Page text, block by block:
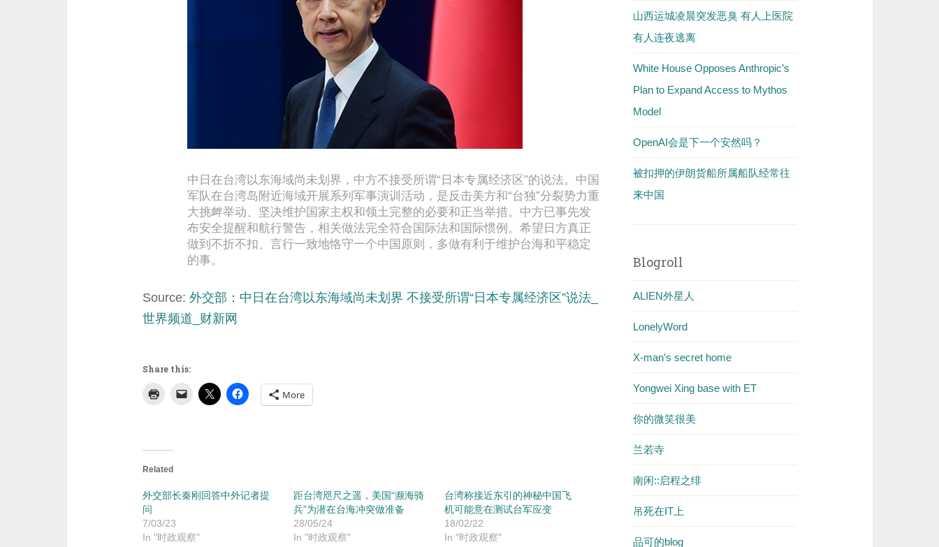
中日在台湾以东海域尚未划界，中方不接受所谓“日本专属经济区”的说法。中国
军队在台湾岛附近海域开展系列军事演训活动，是反击美方和“台独”分裂势力重
大挑衅举动、坚决维护国家主权和领土完整的必要和正当举措。中方已事先发
布安全提醒和航行警告，相关做法完全符合国际法和国际惯例。希望日方真正
做到不折不扣、言行一致地恪守一个中国原则，多做有利于维护台海和平稳定
的事。
Source: 外交部：中日在台湾以东海域尚未划界 不接受所谓“日本专属经济区”说法_
世界频道_财新网
Share this:
More
Related
外交部长秦刚回答中外记者提
问
7/03/23
In "时政观察"
距台湾咫尺之遥，美国“濒海骑
兵”为潜在台海冲突做准备
28/05/24
In "时政观察"
台湾称接近东引的神秘中国飞
机可能意在测试台军应变
18/02/22
In "时政观察"
山西运城凌晨突发恶臭 有人上医院
有人连夜逃离
White House Opposes Anthropic’s
Plan to Expand Access to Mythos
Model
OpenAI会是下一个安然吗？
被扣押的伊朗货船所属船队经常往
来中国
Blogroll
ALIEN外星人
LonelyWord
X-man’s secret home
Yongwei Xing base with ET
你的微笑很美
兰若寺
南闲::启程之绯
吊死在IT上
品可的blog